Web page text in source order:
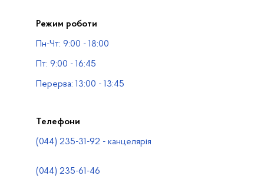
Публічна інформація
Водогосподарські організації
Режим роботи
Пн-Чт: 9:00 - 18:00
Пт: 9:00 - 16:45
Перерва: 13:00 - 13:45
Телефони
(044) 235-31-92 - канцелярія
(044) 235-61-46